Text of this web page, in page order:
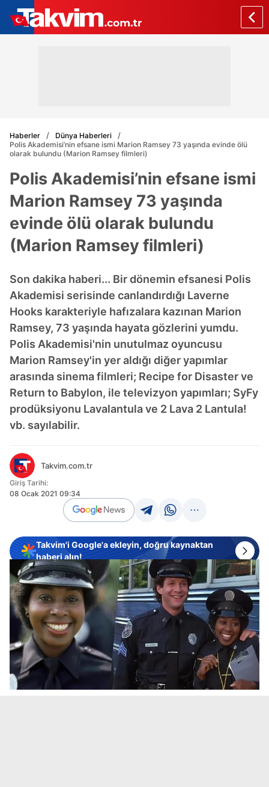
Haberler
Dünya Haberleri
Polis Akademisi’nin efsane ismi Marion Ramsey 73 yaşında evinde ölü
olarak bulundu (Marion Ramsey filmleri)
Polis Akademisi’nin efsane ismi
Marion Ramsey 73 yaşında
evinde ölü olarak bulundu
(Marion Ramsey filmleri)
Son dakika haberi... Bir dönemin efsanesi Polis
Akademisi serisinde canlandırdığı Laverne
Hooks karakteriyle hafızalara kazınan Marion
Ramsey, 73 yaşında hayata gözlerini yumdu.
Polis Akademisi'nin unutulmaz oyuncusu
Marion Ramsey'in yer aldığı diğer yapımlar
arasında sinema filmleri; Recipe for Disaster ve
Return to Babylon, ile televizyon yapımları; SyFy
prodüksiyonu Lavalantula ve 2 Lava 2 Lantula!
vb. sayılabilir.
Takvim.com.tr
Giriş Tarihi:
08 Ocak 2021 09:34
Takvim'i Google'a ekleyin, doğru kaynaktan
haberi alın!